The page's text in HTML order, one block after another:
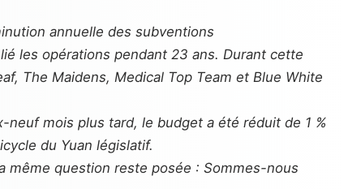
annuelle des subventions
les opérations pendant 23 ans. Durant cette
, The Maidens, Medical Top Team et Blue White
mois plus tard, le budget a été réduit de 1 %
du Yuan législatif.
même question reste posée : Sommes-nous